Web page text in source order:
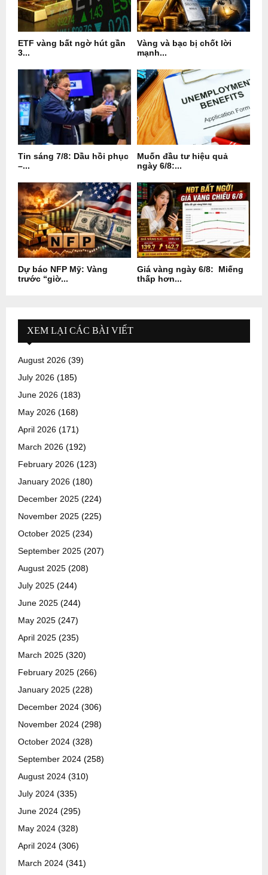
ETF vàng bất ngờ hút gần
3...
Vàng và bạc bị chốt lời
mạnh...
Tin sáng 7/8: Dầu hồi phục
–...
Muốn đầu tư hiệu quả
ngày 6/8:...
Dự báo NFP Mỹ: Vàng
trước “giờ...
Giá vàng ngày 6/8: Miếng
thấp hơn...
XEM LẠI CÁC BÀI VIẾT
August 2026 (39)
July 2026 (185)
June 2026 (183)
May 2026 (168)
April 2026 (171)
March 2026 (192)
February 2026 (123)
January 2026 (180)
December 2025 (224)
November 2025 (225)
October 2025 (234)
September 2025 (207)
August 2025 (208)
July 2025 (244)
June 2025 (244)
May 2025 (247)
April 2025 (235)
March 2025 (320)
February 2025 (266)
January 2025 (228)
December 2024 (306)
November 2024 (298)
October 2024 (328)
September 2024 (258)
August 2024 (310)
July 2024 (335)
June 2024 (295)
May 2024 (328)
April 2024 (306)
March 2024 (341)